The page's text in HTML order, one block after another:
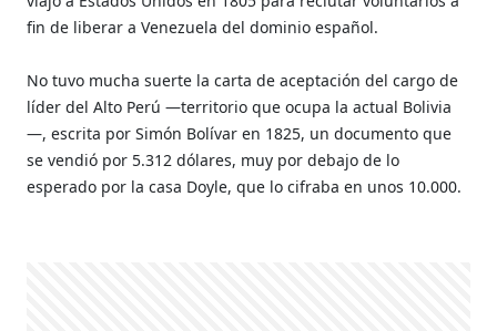
fin de liberar a Venezuela del dominio español.
No tuvo mucha suerte la carta de aceptación del cargo de
líder del Alto Perú —territorio que ocupa la actual Bolivia
—, escrita por Simón Bolívar en 1825, un documento que
se vendió por 5.312 dólares, muy por debajo de lo
esperado por la casa Doyle, que lo cifraba en unos 10.000.